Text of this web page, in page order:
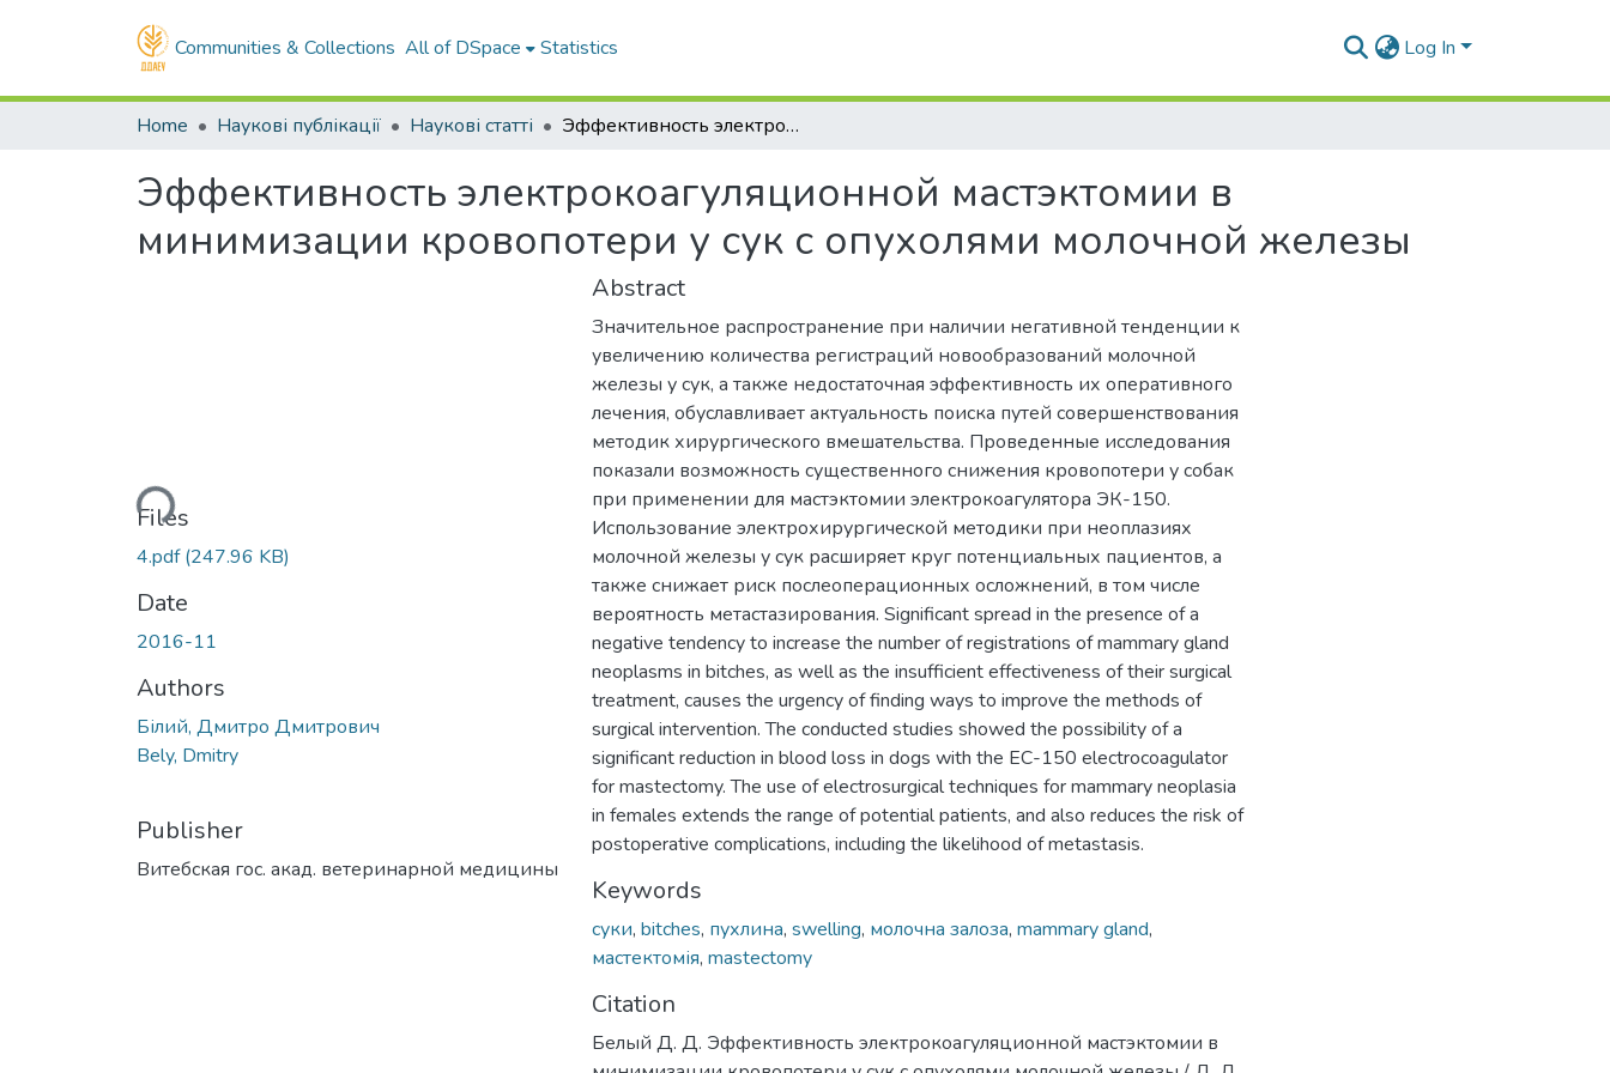
Communities & Collections All of DSpace Statistics Log In
Home Наукові публікації Наукові статті Эффективность электрокоагуляционной мастэктомии в минимизации кровопотери у сук с опухолями молочной железы
Эффективность электрокоагуляционной мастэктомии в
минимизации кровопотери у сук с опухолями молочной железы
Loading...
Files
4.pdf(247.96 KB)
Date
2016-11
Authors
Білий, Дмитро Дмитрович
Bely, Dmitry
Publisher
Витебская гос. акад. ветеринарной медицины
Abstract
Значительное распространение при наличии негативной тенденции к
увеличению количества регистраций новообразований молочной
железы у сук, а также недостаточная эффективность их оперативного
лечения, обуславливает актуальность поиска путей совершенствования
методик хирургического вмешательства. Проведенные исследования
показали возможность существенного снижения кровопотери у собак
при применении для мастэктомии электрокоагулятора ЭК-150.
Использование электрохирургической методики при неоплазиях
молочной железы у сук расширяет круг потенциальных пациентов, а
также снижает риск послеоперационных осложнений, в том числе
вероятность метастазирования. Significant spread in the presence of a
negative tendency to increase the number of registrations of mammary gland
neoplasms in bitches, as well as the insufficient effectiveness of their surgical
treatment, causes the urgency of finding ways to improve the methods of
surgical intervention. The conducted studies showed the possibility of a
significant reduction in blood loss in dogs with the EC-150 electrocoagulator
for mastectomy. The use of electrosurgical techniques for mammary neoplasia
in females extends the range of potential patients, and also reduces the risk of
postoperative complications, including the likelihood of metastasis.
Keywords
суки, bitches, пухлина, swelling, молочна залоза, mammary gland,
мастектомія, mastectomy
Citation
Белый Д. Д. Эффективность электрокоагуляционной мастэктомии в